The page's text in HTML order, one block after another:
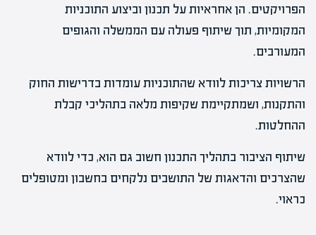
הפרויקטים. הן אחראיות על תכנון וביצוע התוכניות
המקומיות, תוך שיתוף פעולה עם הממשלה והגופים
המעורבים.
הרשויות צריכות לוודא שהתוכניות עומדות בדרישות החוק
והתקנות, ושמתקיימת שקיפות מלאה בתהליכי קבלת
ההחלטות.
שיתוף הציבור בתהליך התכנון חשוב גם הוא, כדי לוודא
שהצרכים והדאגות של התושבים נלקחים בחשבון ומטופלים
כראוי.